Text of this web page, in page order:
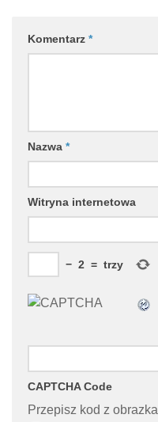
Komentarz *
Nazwa *
Witryna internetowa
− 2 = trzy
CAPTCHA Code
Przepisz kod z obrazka